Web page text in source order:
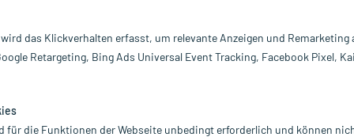
200 ml
Pasteurisiertes
bei Müdigkeit und Erschöpfung.
PZN:
das Klickverhalten erfasst, um relevante Anzeigen und Remarketing
Retargeting, Bing Ads Universal Event Tracking, Facebook Pixel,
für die Funktionen der Webseite unbedingt erforderlich und können